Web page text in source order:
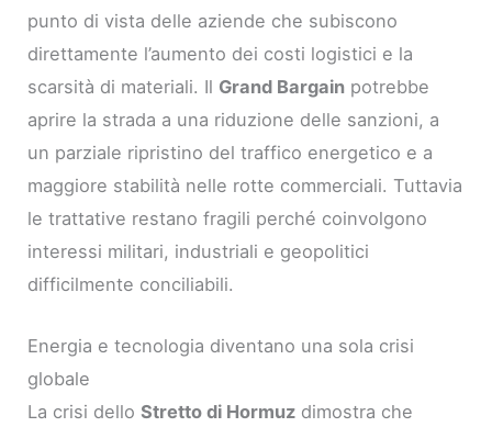
punto di vista delle aziende che subiscono
direttamente l’aumento dei costi logistici e la
scarsità di materiali. Il Grand Bargain potrebbe
aprire la strada a una riduzione delle sanzioni, a
un parziale ripristino del traffico energetico e a
maggiore stabilità nelle rotte commerciali. Tuttavia
le trattative restano fragili perché coinvolgono
interessi militari, industriali e geopolitici
difficilmente conciliabili.
Energia e tecnologia diventano una sola crisi
globale
La crisi delloStretto di Hormuz dimostra che